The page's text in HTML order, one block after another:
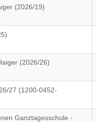
(2026/19)
(2026/26)
27 (1200-0452-
Ganztagesschule -